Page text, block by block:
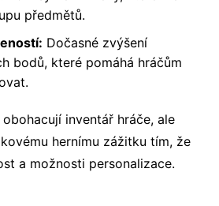
předmětů.
Dočasné zvýšení
bodů, které pomáhá hráčům
inventář hráče, ale
hernímu zážitku tím, že
a možnosti personalizace.